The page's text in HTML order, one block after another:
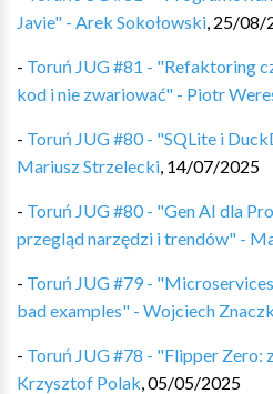
Javie" - Arek Sokołowski, 25/08/
- Toruń JUG #81 - "Refaktoring
kod i nie zwariować" - Piotr
- Toruń JUG #80 - "SQLite i
Mariusz Strzelecki, 14/07/2025
- Toruń JUG #80 - "Gen AI dla
przegląd narzędzi i trendów" -
- Toruń JUG #79 -
bad examples" - Wojciech
- Toruń JUG #78 - "Flipper Zero:
Krzysztof Polak,05/05/2025